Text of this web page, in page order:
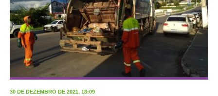
30 DE DEZEMBRO DE 2021, 18:09